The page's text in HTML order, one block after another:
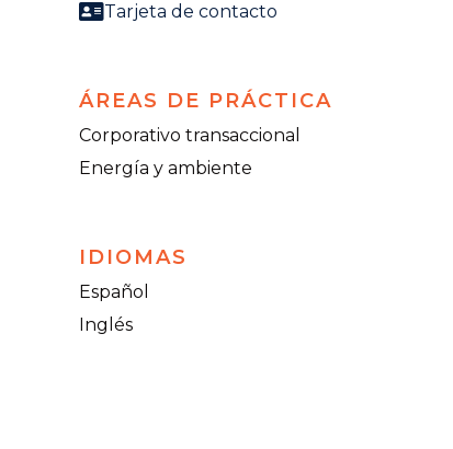
Tarjeta de contacto
ÁREAS DE PRÁCTICA
Corporativo transaccional
Energía y ambiente
IDIOMAS
Español
Inglés